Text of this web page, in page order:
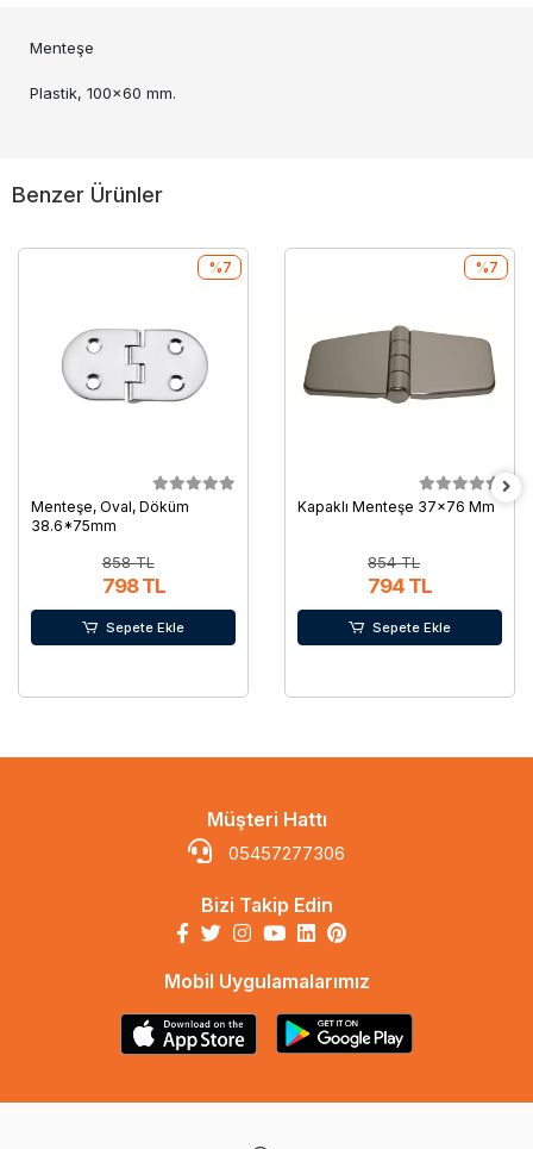
Menteşe
Plastik, 100x60 mm.
Benzer Ürünler
Menteşe, Oval, Döküm
38.6*75mm
858 TL
798 TL
%7
Sepete Ekle
Kapaklı Menteşe 37x76 Mm
854 TL
794 TL
%7
Sepete Ekle
Müşteri Hattı
05457277306
Bizi Takip Edin
Mobil Uygulamalarımız